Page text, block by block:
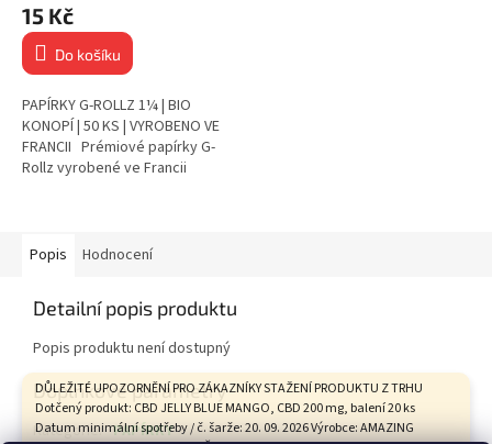
DŮLEŽITÉ UPOZORNĚNÍ PRO ZÁKAZNÍKY STAŽENÍ PRODUKTU Z TRHU
Dotčený produkt: CBD JELLY BLUE MANGO, CBD 200 mg, balení 20 ks
Datum minimální spotřeby / č. šarže: 20. 09. 2026 Výrobce: AMAZING
15 Kč
Do košíku
PAPÍRKY G-ROLLZ 1¼ | BIO
KONOPÍ | 50 KS | VYROBENO VE
FRANCII Prémiové papírky G-
Rollz vyrobené ve Francii
Popis Hodnocení
Detailní popis produktu
Popis produktu není dostupný
Doplňkové parametry
Kategorie: PAPÍRKY